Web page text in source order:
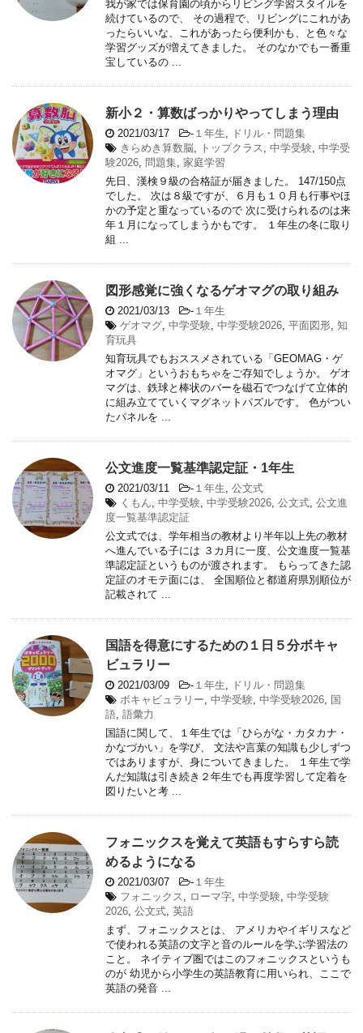
我が家では保育園の頃からリビング学習スタイルを
続けているので、 その過程で、リビングにこれがあ
ったらいいな、これがあったら便利かも、と色々な
学習グッズが増えてきました。 そのなかでも一番重
宝しているの ...
新小２・算数ばっかりやってしまう理由
2021/03/17 - １年生, ドリル・問題集
きらめき算数脳, トップクラス , 中学受験, 中学受
験2026, 問題集, 家庭学習
先日、漢検９級の合格証が届きました。 147/150点
でした。 次は８級ですが、６月も１０月も行事やほ
かの予定と重なっているので 次に受けられるのは来
年１月になってしまうかもです。 １年生の冬に取り
組 ...
図形感覚に強くなるゲオマグの取り組み
2021/03/13 - １年生
ゲオマグ, 中学受験, 中学受験2026, 平面図形, 知
育玩具
知育玩具でもおススメされている「GEOMAG・ゲ
オマグ」というおもちゃをご存知でしょうか。 ゲオ
マグは、鉄球と棒状のバーを磁石でつなげて立体的
に組み立てていくマグネットパズルです。 色がつい
たパネルを ...
公文進度一覧基準認定証・1年生
2021/03/11 - １年生, 公文式
くもん, 中学受験, 中学受験2026, 公文式, 公文進
度一覧基準認定証
公文式では、学年相当の教材より半年以上先の教材
へ進んでいる子には ３カ月に一度、公文進度一覧基
準認定証というものが渡されます。 もらってきた認
定証のオモテ面には、 全国順位と都道府県別順位が
記載されて ...
国語を得意にするための１日５分ボキャ
ビュラリー
2021/03/09 - １年生, ドリル・問題集
ボキャビュラリー, 中学受験, 中学受験2026, 国
語, 語彙力
国語に関して、１年生では「ひらがな・カタカナ・
かなづかい」を学び、 文法や言葉の知識も少しずつ
ではありますが、身についてきました。 １年生で学
んだ知識は引き続き２年生でも再度学習して定着を
図りたいと考 ...
フォニックスを覚えて英語もすらすら読
めるようになる
2021/03/07 - １年生
フォニックス , ローマ字, 中学受験, 中学受験
2026, 公文式, 英語
まず、フォニックスとは、 アメリカやイギリスなど
で使われる英語の文字と音のルールを学ぶ学習法の
こと。 ネイティブ圏ではこのフォニックスというも
のが 幼児から小学生の英語教育に用いられ、ここで
英語の発音 ...